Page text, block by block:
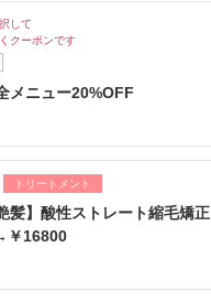
して
クーポンです
メニュー20%OFF
トリートメント
髪】酸性ストレート縮毛矯正
￥16800